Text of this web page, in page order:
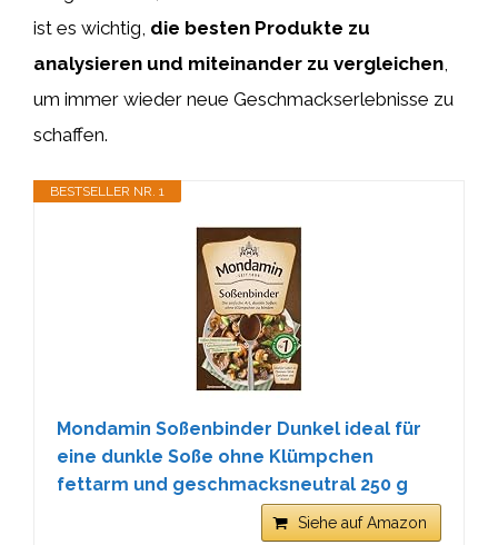
ist es wichtig, die besten Produkte zu
analysieren und miteinander zu vergleichen
um immer wieder neue Geschmackserlebnisse zu
schaffen.
BESTSELLER NR. 1
Mondamin Soßenbinder Dunkel ideal für
eine dunkle Soße ohne Klümpchen
fettarm und geschmacksneutral 250 g
Siehe auf Amazon